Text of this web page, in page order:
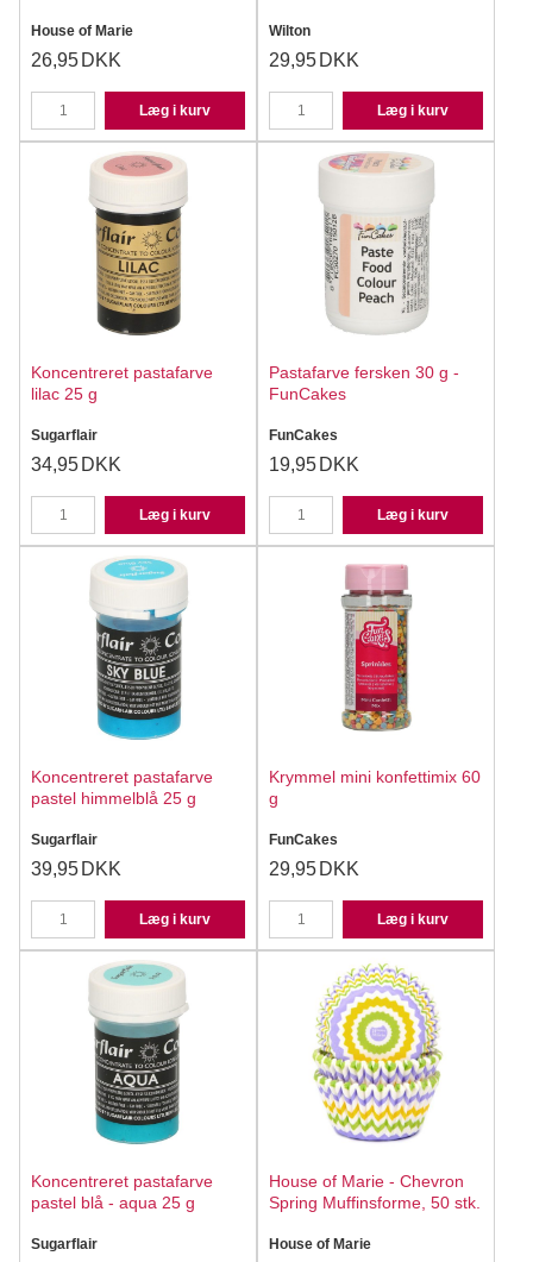
House of Marie
26,95 DKK
Læg i kurv
Wilton
29,95 DKK
Læg i kurv
Koncentreret pastafarve
lilac 25 g
Sugarflair
34,95 DKK
Læg i kurv
Pastafarve fersken 30 g -
FunCakes
FunCakes
19,95 DKK
Læg i kurv
Koncentreret pastafarve
pastel himmelblå 25 g
Sugarflair
39,95 DKK
Læg i kurv
Krymmel mini konfettimix 60
g
FunCakes
29,95 DKK
Læg i kurv
Koncentreret pastafarve
pastel blå - aqua 25 g
Sugarflair
House of Marie - Chevron
Spring Muffinsforme, 50 stk.
House of Marie